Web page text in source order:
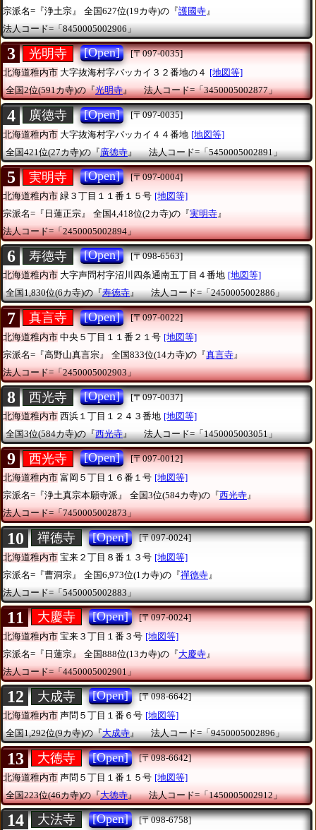
宗派名=『浄土宗』
全国627位(19カ寺)の『護國寺』
法人コード=「8450005002906」
3 光明寺 [Open]
[〒097-0035]
北海道稚内市 大字抜海村字バッカイ３２番地の４ [地図等]
全国2位(591カ寺)の『光明寺』 法人コード=「3450005002877」
4 廣徳寺 [Open]
[〒097-0035]
北海道稚内市 大字抜海村字バッカイ４４番地 [地図等]
全国421位(27カ寺)の『廣徳寺』 法人コード=「5450005002891」
5 実明寺 [Open]
[〒097-0004]
北海道稚内市 緑３丁目１１番１５号 [地図等]
宗派名=『日蓮正宗』
全国4,418位(2カ寺)の『実明寺』
法人コード=「2450005002894」
6 寿徳寺 [Open]
[〒098-6563]
北海道稚内市 大字声問村字沼川四条通南五丁目４番地 [地図等]
全国1,830位(6カ寺)の『寿徳寺』 法人コード=「2450005002886」
7 真言寺 [Open]
[〒097-0022]
北海道稚内市 中央５丁目１１番２１号 [地図等]
宗派名=『高野山真言宗』
全国833位(14カ寺)の『真言寺 』
法人コード=「2450005002903」
8 西光寺 [Open]
[〒097-0037]
北海道稚内市 西浜１丁目１２４３番地 [地図等]
全国3位(584カ寺)の『西光寺』 法人コード=「1450005003051」
9 西光寺 [Open]
[〒097-0012]
北海道稚内市 富岡５丁目１６番１号 [地図等]
宗派名=『浄土真宗本願寺派』
全国3位(584カ寺)の『西光寺』
法人コード=「7450005002873」
10 禪德寺 [Open]
[〒097-0024]
北海道稚内市 宝来２丁目８番１３号 [地図等]
宗派名=『曹洞宗』
全国6,973位(1カ寺)の『禪德寺 』
法人コード=「5450005002883」
11 大慶寺 [Open]
[〒097-0024]
北海道稚内市 宝来３丁目１番３号 [地図等]
宗派名=『日蓮宗』
全国888位(13カ寺)の『大慶寺 』
法人コード=「4450005002901」
12 大成寺 [Open]
[〒098-6642]
北海道稚内市 声問５丁目１番６号 [地図等]
全国1,292位(9カ寺)の『大成寺』 法人コード=「9450005002896」
13 大徳寺 [Open]
[〒098-6642]
北海道稚内市 声問５丁目１番１５号 [地図等]
全国223位(46カ寺)の『大徳寺』 法人コード=「1450005002912」
14 大法寺 [Open]
[〒098-6758]